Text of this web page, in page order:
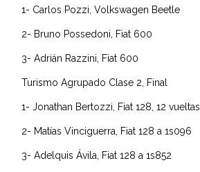
1- Carlos Pozzi, Volkswagen Beetle
2- Bruno Possedoni, Fiat 600
3- Adrián Razzini, Fiat 600
Turismo Agrupado Clase 2, Final
1- Jonathan Bertozzi, Fiat 128, 12 vueltas
2- Matías Vinciguerra, Fiat 128 a 1s096
3- Adelquis Ávila, Fiat 128 a 1s852